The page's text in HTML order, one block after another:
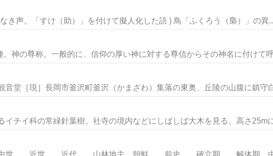
き声。「すけ（助）」を付けて擬人化した語 ) 鳥「ふくろう（梟）」の異
神の尊称。一般的に、信仰の厚い神に対する尊信からその神名に付けて
音堂［現］長岡市釜沢町釜沢（かまざわ）集落の東奥、丘陵の山腹に鎮守
イチイ科の常緑針葉樹。社寺の境内などにしばしば大木を見る。高さ25m
中世 近世 近代 山林地主 朝鮮 前史 確立期 解体期